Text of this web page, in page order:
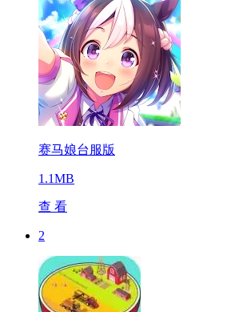
赛马娘台服版
1.1MB
查 看
2